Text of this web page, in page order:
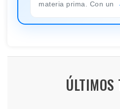
materia prima. Con un
ÚLTIMOS